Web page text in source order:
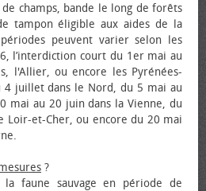
champs, bande le long de forêts
tampon éligible aux aides de la
peuvent varier selon les
l’interdiction court du 1er mai au
l'Allier, ou encore les Pyrénées-
4 juillet dans le Nord, du 5 mai au
mai au 20 juin dans la Vienne, du
Loir-et-Cher, ou encore du 20 mai
?
faune sauvage en période de